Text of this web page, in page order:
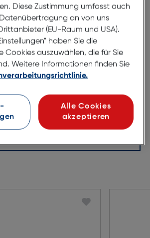
17mm
145mm
Diese Zustimmung umfasst auch
an von uns
(EU-Raum und USA).
haben Sie die
Cookies auszuwählen, die für Sie
Weitere Informationen finden Sie
Alle Cookies
akzeptieren